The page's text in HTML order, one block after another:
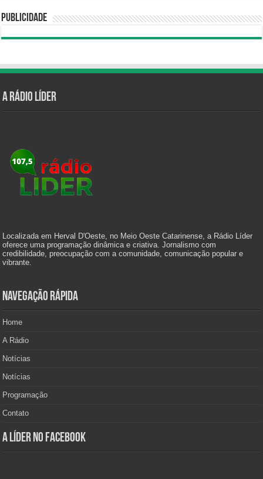
Publicidade
A Rádio Líder
Localizada em Herval D'Oeste, no Meio Oeste Catarinense, a Rádio Líder
oferece uma programação dinâmica e criativa. Jornalismo com
credibilidade, preocupação com a comunidade, comunicação popular e
vibrante.
Navegação Rápida
Home
A Rádio
Notícias
Notícias
Programação
Contato
A Líder no Facebook